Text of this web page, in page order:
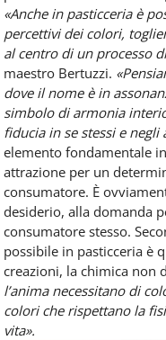
«Anche in pasticceria è
percettivi dei colori,
al centro di un processo
maestro Bertuzzi.
dove il nome è in
simbolo di armonia
fiducia in se stessi e negli
elemento fondamentale
attrazione per un
consumatore. È
desiderio, alla domanda
consumatore stesso.
possibile in pasticceria è
creazioni, la chimica non
l’anima necessitano di
colori che rispettano la
vita».